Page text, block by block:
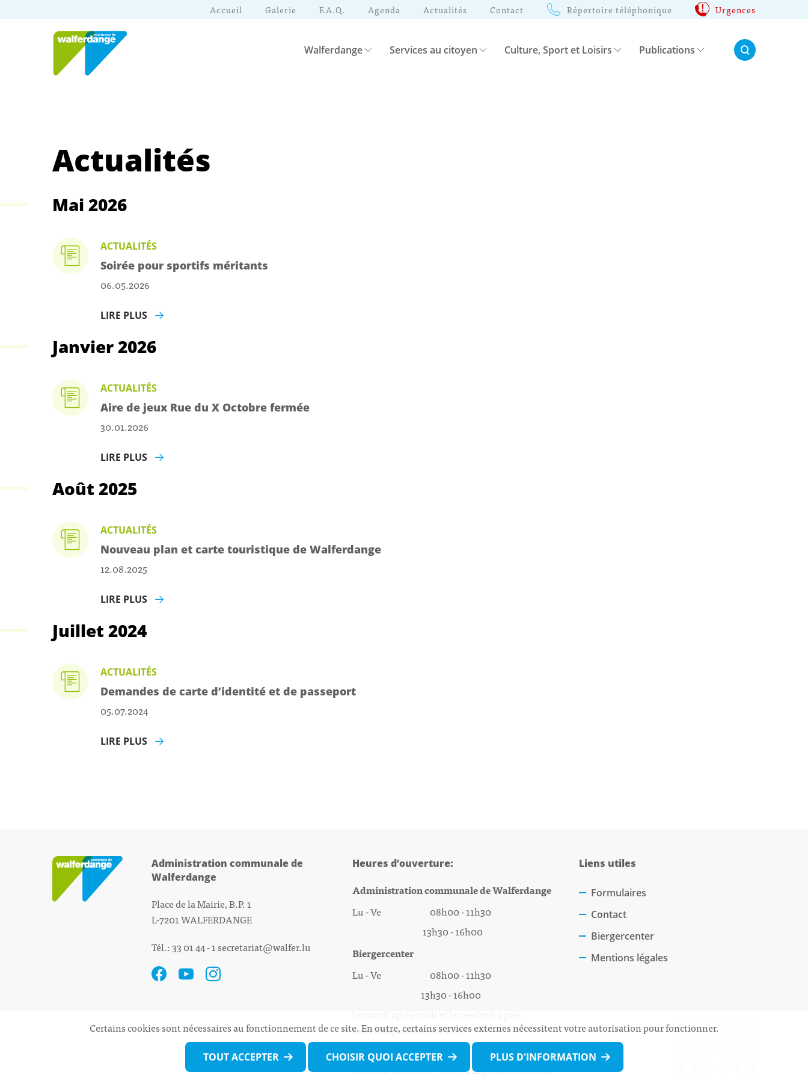
Accueil Galerie F.A.Q. Agenda Actualités Contact Répertoire téléphonique Urgences
Walferdange Services au citoyen Culture, Sport et Loisirs Publications Rechercher:
Actualités
Mai 2026
ACTUALITÉS
Soirée pour sportifs méritants
06.05.2026
LIRE PLUS
Janvier 2026
ACTUALITÉS
Aire de jeux Rue du X Octobre fermée
30.01.2026
LIRE PLUS
Août 2025
ACTUALITÉS
Nouveau plan et carte touristique de Walferdange
12.08.2025
LIRE PLUS
Juillet 2024
ACTUALITÉS
Demandes de carte d’identité et de passeport
05.07.2024
LIRE PLUS
Administration communale de
Walferdange
Place de la Mairie, B.P. 1
L-7201 WALFERDANGE
Tél.: 33 01 44 - 1secretariat@walfer.lu
Heures d’ouverture:
Administration communale de Walferdange
Lu - Ve 08h00 - 11h30
13h30 - 16h00
Biergercenter
Lu - Ve 08h00 - 11h30
13h30 - 16h00
midi uniquement sur Rdv.
Nocturne :
Mercredi de 16h00 - 18h45 uniquement sur Rdv
Liens utiles
Formulaires
Contact
Biergercenter
Mentions légales
Certains cookies sont nécessaires au fonctionnement de ce site. En outre, certains services externes nécessitent votre autorisation pour fonctionner.
TOUT ACCEPTER CHOISIR QUOI ACCEPTER PLUS D'INFORMATION